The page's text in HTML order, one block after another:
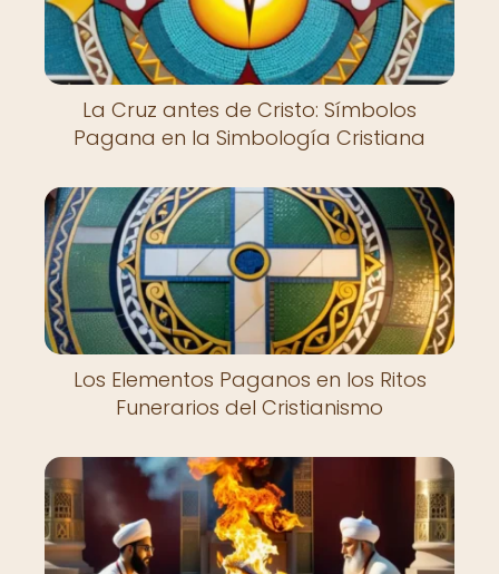
La Cruz antes de Cristo: Símbolos
Pagana en la Simbología Cristiana
Los Elementos Paganos en los Ritos
Funerarios del Cristianismo